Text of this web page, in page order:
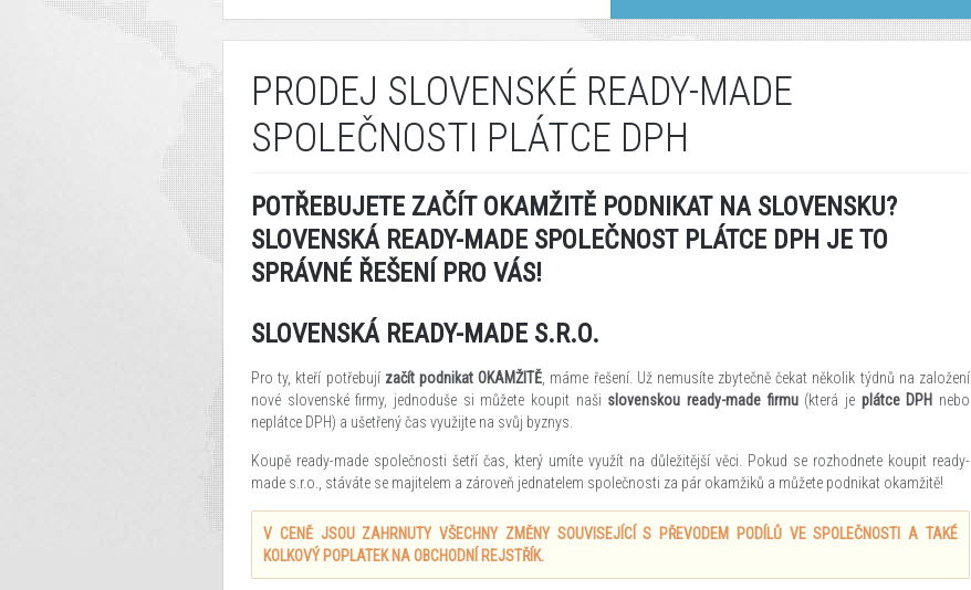
PRODEJ SLOVENSKÉ READY-MADE
SPOLEČNOSTI PLÁTCE DPH
POTŘEBUJETE ZAČÍT OKAMŽITĚ PODNIKAT NA SLOVENSKU?
SLOVENSKÁ READY-MADE SPOLEČNOST PLÁTCE DPH JE TO
SPRÁVNÉ ŘEŠENÍ PRO VÁS!
SLOVENSKÁ READY-MADE S.R.O.
Pro ty, kteří potřebují začít podnikat OKAMŽITĚ , máme řešení. Už nemusíte zbytečně čekat několik týdnů na založení
nové slovenské firmy, jednoduše si můžete koupit naši slovenskou ready-made firmu(která je plátce DPH nebo
neplátce DPH) a ušetřený čas využijte na svůj byznys.
Koupě ready-made společnosti šetří čas, který umíte využít na důležitější věci. Pokud se rozhodnete koupit ready-
made s.r.o., stáváte se majitelem a zároveň jednatelem společnosti za pár okamžiků a můžete podnikat okamžitě!
V CENĚ JSOU ZAHRNUTY VŠECHNY ZMĚNY SOUVISEJÍCÍ S PŘEVODEM PODÍLŮ VE SPOLEČNOSTI A TAKÉ
KOLKOVÝ POPLATEK NA OBCHODNÍ REJSTŘÍK.